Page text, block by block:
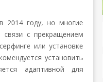
2014 году, но многие
с прекращением
или установке
установить
адаптивной для